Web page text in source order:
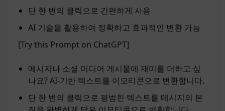
단 한 번의 클릭으로 간편하게 사용
AI 기술을 활용하여 정확하고 효과적인 변환 가능
[Try this Prompt on ChatGPT]
메시지나 소셜 미디어 게시물에 재미를 더하고 싶
나요? AI-기반 텍스트를 이모티콘으로 변환합니다.
단 한 번의 클릭으로 평범한 텍스트를 메시지의 본